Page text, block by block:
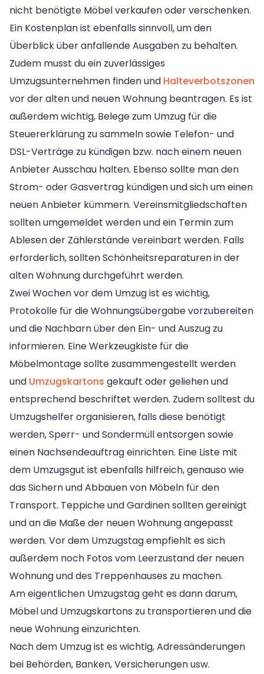
nicht benötigte Möbel verkaufen oder verschenken.
Ein Kostenplan ist ebenfalls sinnvoll, um den
Überblick über anfallende Ausgaben zu behalten.
Zudem musst du ein zuverlässiges
Umzugsunternehmen finden und Halteverbotszonen
vor der alten und neuen Wohnung beantragen. Es ist
außerdem wichtig, Belege zum Umzug für die
Steuererklärung zu sammeln sowie Telefon- und
DSL-Verträge zu kündigen bzw. nach einem neuen
Anbieter Ausschau halten. Ebenso sollte man den
Strom- oder Gasvertrag kündigen und sich um einen
neuen Anbieter kümmern. Vereinsmitgliedschaften
sollten umgemeldet werden und ein Termin zum
Ablesen der Zählerstände vereinbart werden. Falls
erforderlich, sollten Schönheitsreparaturen in der
alten Wohnung durchgeführt werden.
Zwei Wochen vor dem Umzug ist es wichtig,
Protokolle für die Wohnungsübergabe vorzubereiten
und die Nachbarn über den Ein- und Auszug zu
informieren. Eine Werkzeugkiste für die
Möbelmontage sollte zusammengestellt werden
und Umzugskartons gekauft oder geliehen und
entsprechend beschriftet werden. Zudem solltest du
Umzugshelfer organisieren, falls diese benötigt
werden, Sperr- und Sondermüll entsorgen sowie
einen Nachsendeauftrag einrichten. Eine Liste mit
dem Umzugsgut ist ebenfalls hilfreich, genauso wie
das Sichern und Abbauen von Möbeln für den
Transport. Teppiche und Gardinen sollten gereinigt
und an die Maße der neuen Wohnung angepasst
werden. Vor dem Umzugstag empfiehlt es sich
außerdem noch Fotos vom Leerzustand der neuen
Wohnung und des Treppenhauses zu machen.
Am eigentlichen Umzugstag geht es dann darum,
Möbel und Umzugskartons zu transportieren und die
neue Wohnung einzurichten.
Nach dem Umzug ist es wichtig, Adressänderungen
bei Behörden, Banken, Versicherungen usw.